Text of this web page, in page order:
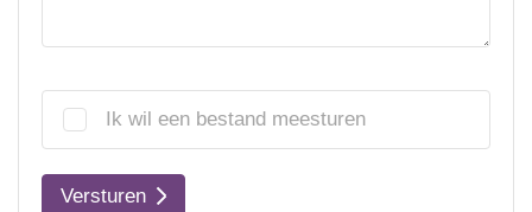
Ik wil een bestand meesturen
Versturen